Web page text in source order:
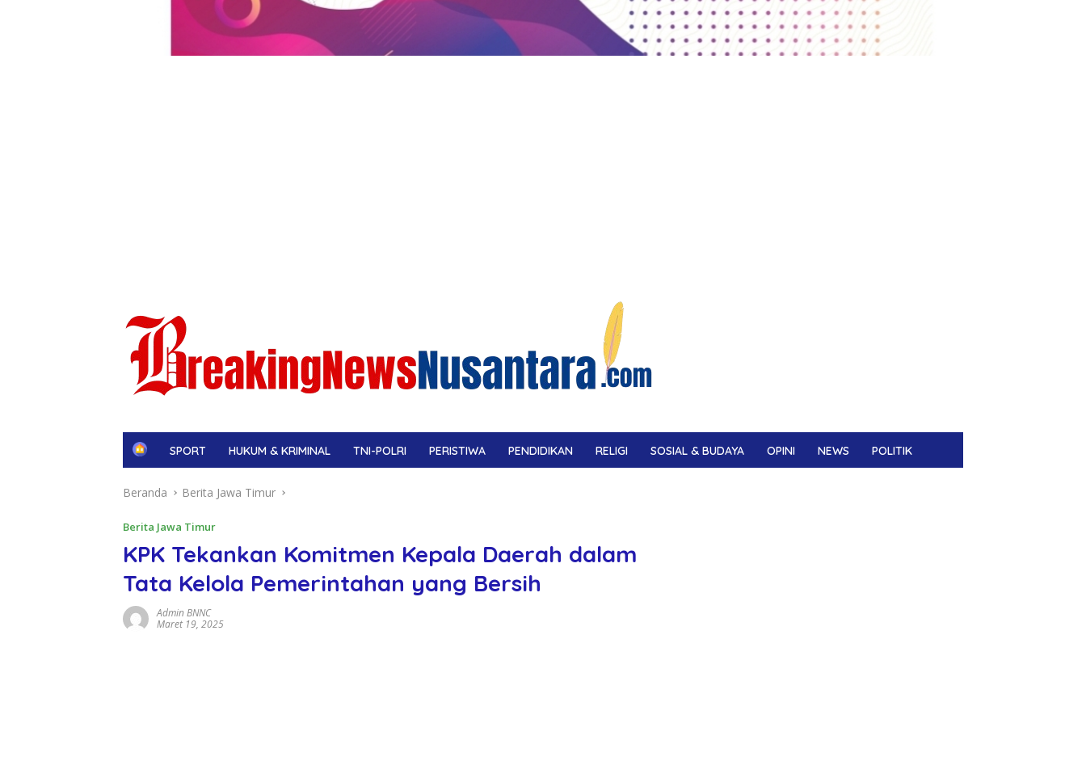
H
e
SPORT HUKUM & KRIMINAL TNI-POLRI PERISTIWA PENDIDIKAN RELIGI SOSIAL & BUDAYA OPINI NEWS POLITIK
Beranda Berita Jawa Timur
Berita Jawa Timur
KPK Tekankan Komitmen Kepala Daerah dalam
Tata Kelola Pemerintahan yang Bersih
Admin BNNC
Maret 19, 2025